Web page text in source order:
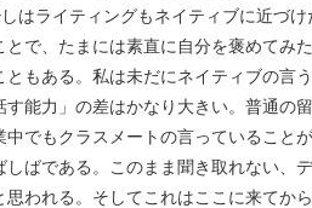
はライティングもネイティブに近づ
で、たまには素直に自分を褒めてみた
ともある。私は未だにネイティブの言
す能力」の差はかなり大きい。普通の
でもクラスメートの言っていること
ばである。このまま聞き取れない、
われる。そしてこれはここに来てか